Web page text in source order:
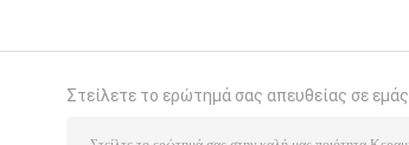
Στείλετε το ερώτημά σας απευθείας σε εμάς